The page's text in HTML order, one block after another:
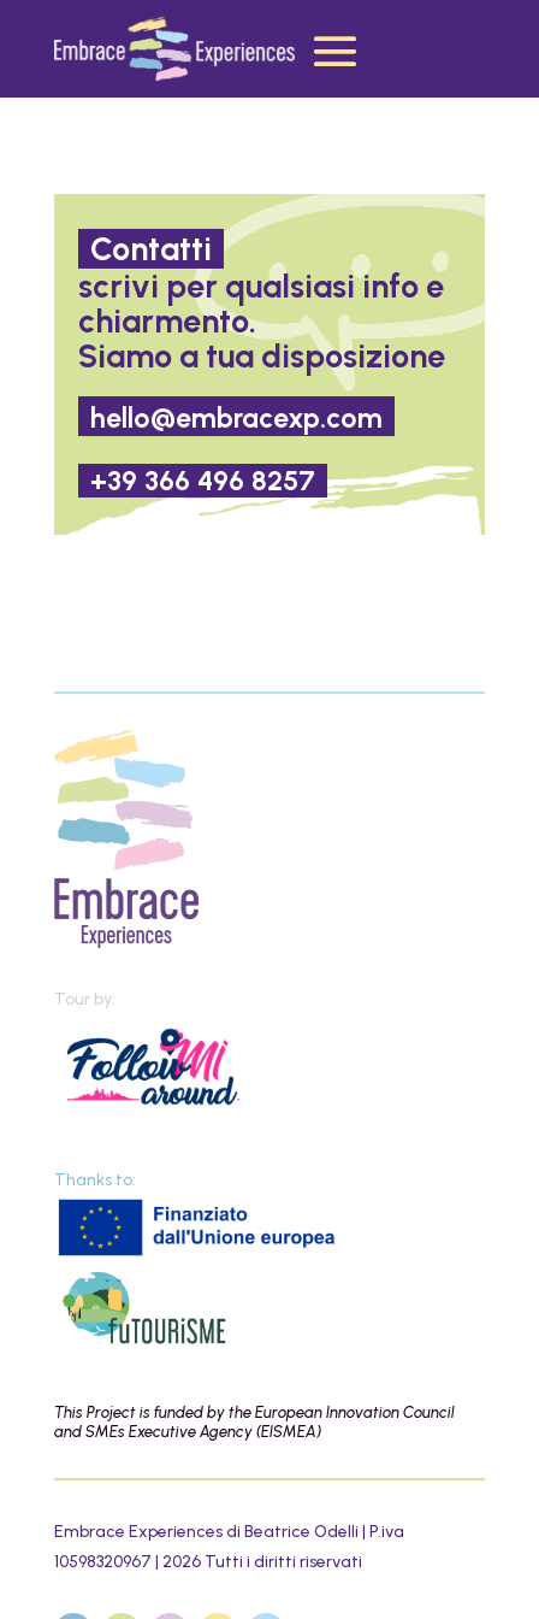
Contatti
scrivi per qualsiasi info e
chiarmento.
Siamo a tua disposizione
hello@embracexp.com
+39 366 496 8257
Tour by:
Thanks to:
This Project is funded by the European Innovation Council
and SMEs Executive Agency (EISMEA)
Embrace Experiences di Beatrice Odelli | P.iva
10598320967 | 2026 Tutti i diritti riservati